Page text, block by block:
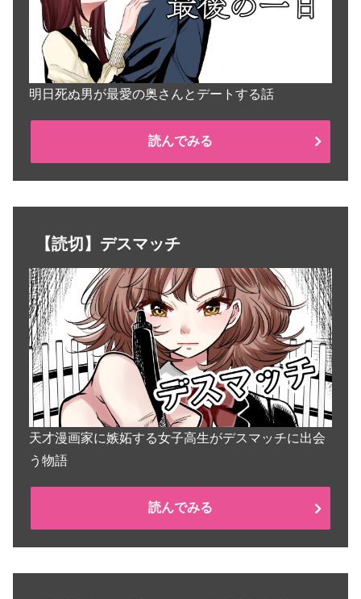
明日死ぬ男が最愛の奥さんとデートする話
読んでみる
【読切】デスマッチ
天才漫画家に嫉妬する女子高生がデスマッチに出会
う物語
読んでみる